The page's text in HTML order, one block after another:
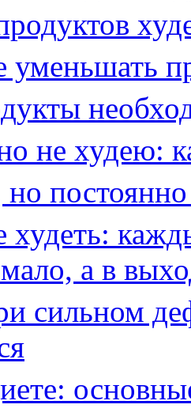
уменьшать
не худею:
а в
сильном